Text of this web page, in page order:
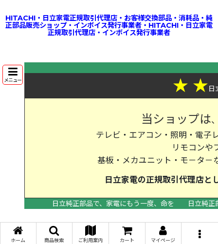
HITACHI・日立家電正規取引代理店・お客様交換部品・消耗品・純
正部品販売ショップ・インボイス発行事業者・HITACHI・日立家電
正規取引代理店・インボイス発行事業者
メニュー ★ ★日
当ショップは
テレビ・エアコン・照明・電子
リモコンや
基板・メカユニット・モ－タ－
日立家電の正規取引代理店
日立純正部品で、家電にもう一度、命を
日立純
ホーム 商品検索 ご利用案内 カート マイページ